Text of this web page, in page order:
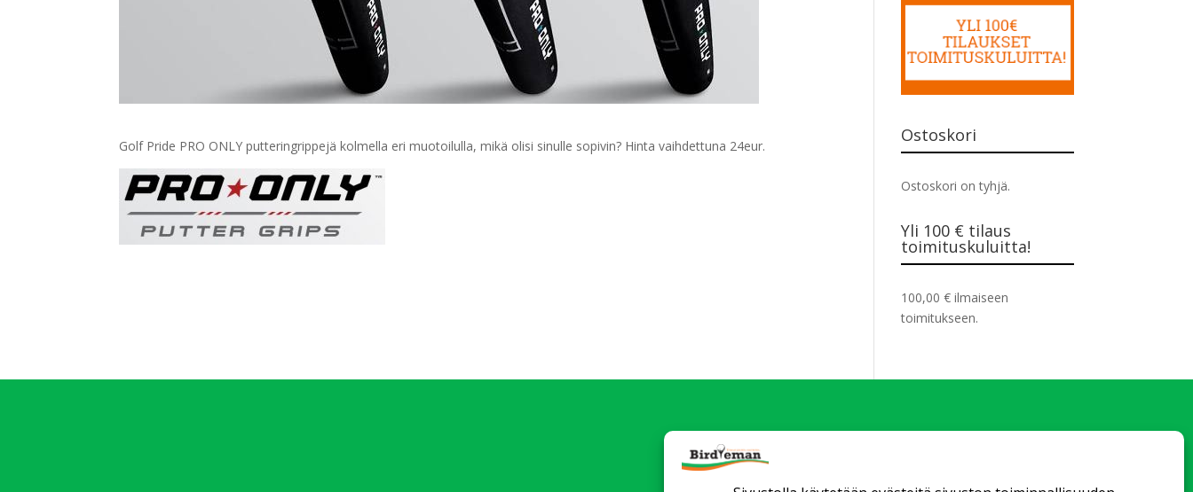
Golf Pride PRO ONLY putteringrippejä kolmella eri muotoilulla, mikä olisi sinulle sopivin? Hinta vaihdettuna 24eur.
Ostoskori
Ostoskori on tyhjä.
Yli 100 € tilaus
toimituskuluitta!
100,00€ ilmaiseen
toimitukseen.